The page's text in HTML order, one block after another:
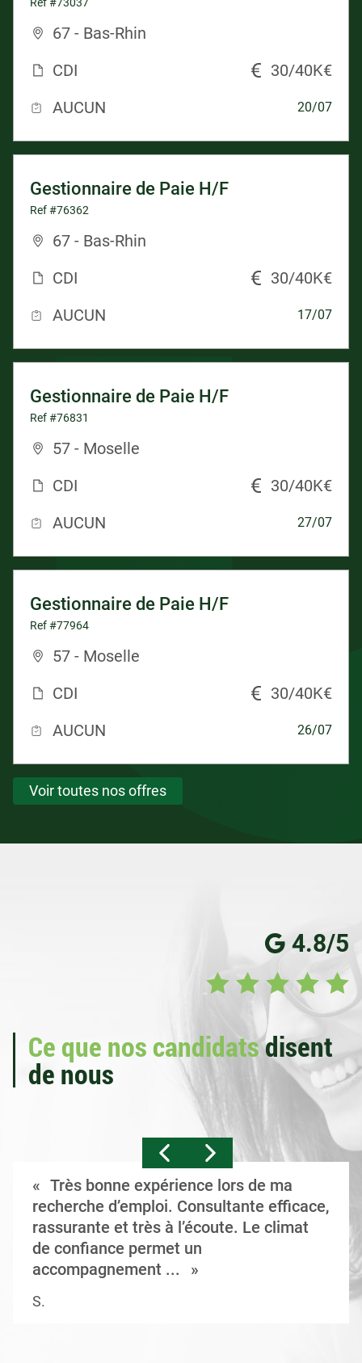
67 - Bas-Rhin
CDI
30/40K€
AUCUN
20/07
Gestionnaire de Paie H/F
Ref #76362
67 - Bas-Rhin
CDI
30/40K€
AUCUN
17/07
Gestionnaire de Paie H/F
Ref #76831
57 - Moselle
CDI
30/40K€
AUCUN
27/07
Gestionnaire de Paie H/F
Ref #77964
57 - Moselle
CDI
30/40K€
AUCUN
26/07
Voir toutes nos offres
4.8/5
Ce que nos candidatsdisent
de nous
Très bonne expérience lors de ma
recherche d’emploi. Consultante efficace,
rassurante et très à l’écoute. Le climat
de confiance permet un
accompagnement ...
S.